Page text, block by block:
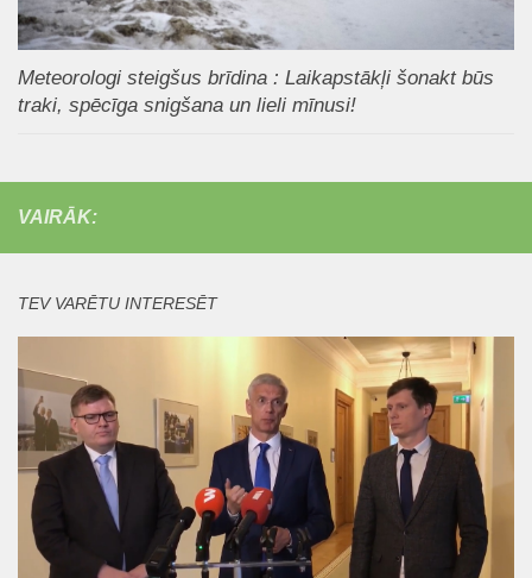
Meteorologi steigšus brīdina : Laikapstākļi šonakt būs
traki, spēcīga snigšana un lieli mīnusi!
VAIRĀK:
TEV VARĒTU INTERESĒT